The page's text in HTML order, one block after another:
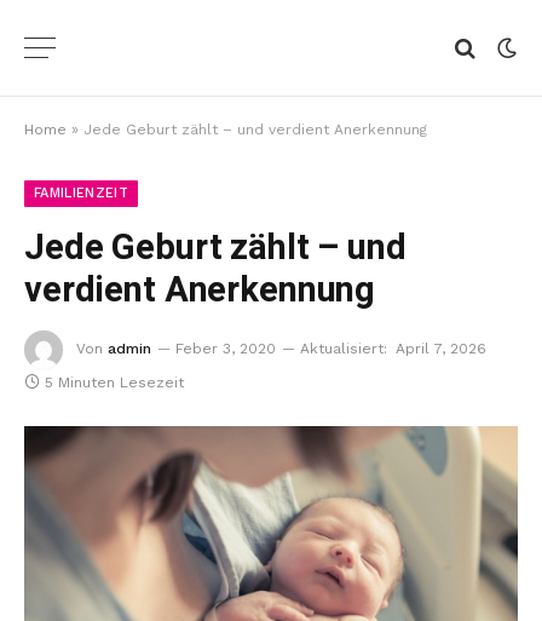
Home » Jede Geburt zählt – und verdient Anerkennung
FAMILIENZEIT
Jede Geburt zählt – und
verdient Anerkennung
Von admin Feber 3, 2020 Aktualisiert: April 7, 2026
5 Minuten Lesezeit